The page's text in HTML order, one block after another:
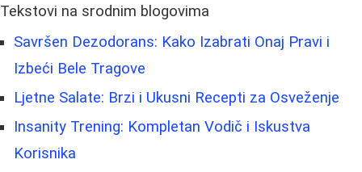
Tekstovi na srodnim blogovima
Savršen Dezodorans: Kako Izabrati Onaj Pravi i
Izbeći Bele Tragove
Ljetne Salate: Brzi i Ukusni Recepti za Osveženje
Insanity Trening: Kompletan Vodič i Iskustva
Korisnika